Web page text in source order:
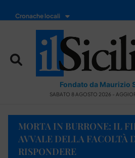
Cronache locali
Fondato da Maurizio
SABATO 8 AGOSTO 2026 -
MORTA IN BURRONE: IL
AVVALE DELLA FACOLTÀ
RISPONDERE